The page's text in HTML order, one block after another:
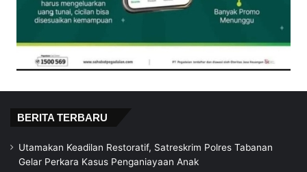
BERITA TERBARU
Utamakan Keadilan Restoratif, Satreskrim Polres Tabanan
Gelar Perkara Kasus Penganiayaan Anak